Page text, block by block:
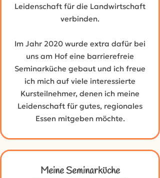
Leidenschaft für die Landwirtschaft
verbinden.
Im Jahr 2020 wurde extra dafür bei
uns am Hof eine barrierefreie
Seminarküche gebaut und ich freue
ich mich auf viele interessierte
Kursteilnehmer, denen ich meine
Leidenschaft für gutes, regionales
Essen mitgeben möchte.
Meine Seminarküche